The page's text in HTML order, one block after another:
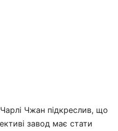
Чжан підкреслив, що
завод має стати